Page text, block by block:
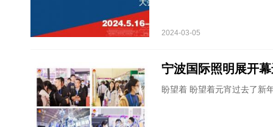
2024-03-05
宁波国际照明展开
盼望着 盼望着元宵过去了新